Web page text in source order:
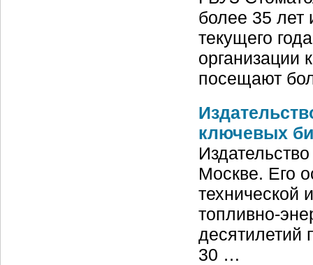
более 35
текущего
организации
посещают
ключевых
Москве. Его
технической
топливно-
30 …